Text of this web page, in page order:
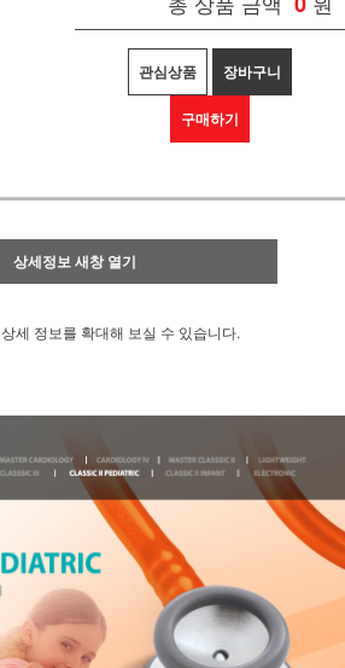
관심상품 장바구니
구매하기
상세정보 새창 열기
상세 정보를 확대해 보실 수 있습니다.